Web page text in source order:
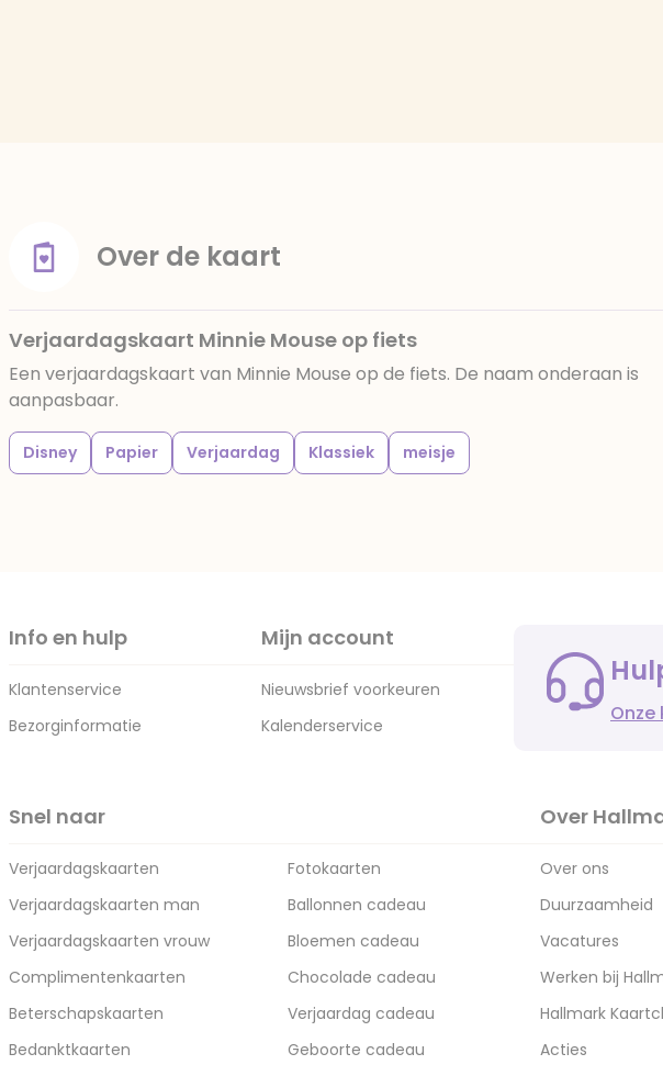
Over de kaart
Verjaardagskaart Minnie Mouse op fiets
Een verjaardagskaart van Minnie Mouse op de fiets. De naam onderaan is
aanpasbaar.
Disney Papier Verjaardag Klassiek meisje
Info en hulp
Klantenservice
Bezorginformatie
Mijn account
Nieuwsbrief voorkeuren
Kalenderservice
Snel naar
Verjaardagskaarten
Verjaardagskaarten man
Verjaardagskaarten vrouw
Complimentenkaarten
Beterschapskaarten
Bedanktkaarten
Fotokaarten
Ballonnen cadeau
Bloemen cadeau
Chocolade cadeau
Verjaardag cadeau
Geboorte cadeau
Over
Over ons
Duurzaamheid
Vacatures
Werken bij
Hallmark
Acties